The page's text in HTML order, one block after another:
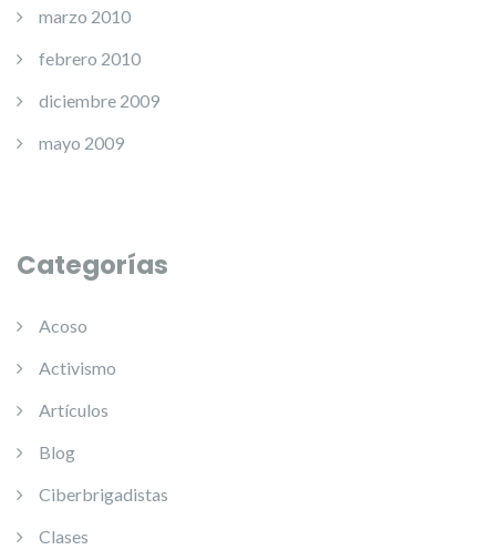
marzo 2010
febrero 2010
diciembre 2009
mayo 2009
Categorías
Acoso
Activismo
Artículos
Blog
Ciberbrigadistas
Clases